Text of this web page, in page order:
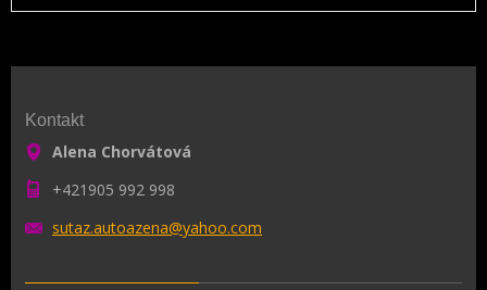
Kontakt
Alena Chorvátová
+421905 992 998
sutaz.autoazena@yahoo.com